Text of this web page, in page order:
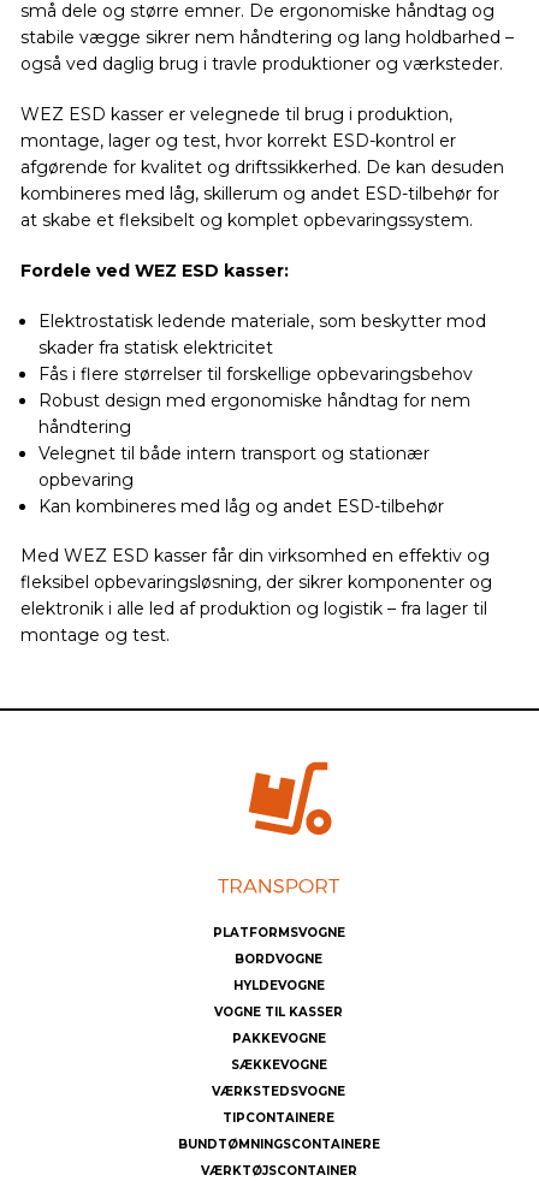
små dele og større emner. De ergonomiske håndtag og
stabile vægge sikrer nem håndtering og lang holdbarhed –
også ved daglig brug i travle produktioner og værksteder.
WEZ ESD kasser er velegnede til brug i produktion,
montage, lager og test, hvor korrekt ESD-kontrol er
afgørende for kvalitet og driftssikkerhed. De kan desuden
kombineres med låg, skillerum og andet ESD-tilbehør for
at skabe et fleksibelt og komplet opbevaringssystem.
Fordele ved WEZ ESD kasser:
Elektrostatisk ledende materiale, som beskytter mod
skader fra statisk elektricitet
Fås i flere størrelser til forskellige opbevaringsbehov
Robust design med ergonomiske håndtag for nem
håndtering
Velegnet til både intern transport og stationær
opbevaring
Kan kombineres med låg og andet ESD-tilbehør
Med WEZ ESD kasser får din virksomhed en effektiv og
fleksibel opbevaringsløsning, der sikrer komponenter og
elektronik i alle led af produktion og logistik – fra lager til
montage og test.
PLATFORMSVOGNE
BORDVOGNE
HYLDEVOGNE
VOGNE TIL KASSER
PAKKEVOGNE
SÆKKEVOGNE
VÆRKSTEDSVOGNE
TIPCONTAINERE
BUNDTØMNINGSCONTAINERE
VÆRKTØJSCONTAINER